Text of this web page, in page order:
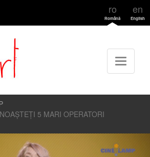
ro
Română
en
English
5 MARI OPERATORI